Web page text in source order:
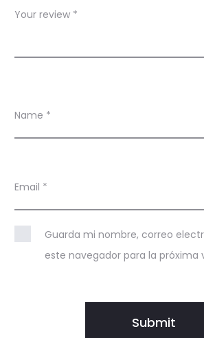
Your review *
Name *
Email *
Guarda mi nombre, correo
este navegador para la próxima